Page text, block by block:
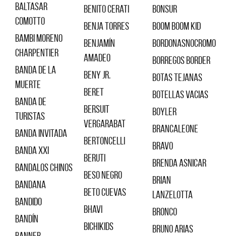
Baltasar
Comotto
Bambi Moreno
Charpentier
Banda de la
Muerte
Banda de
Turistas
BANDA INVITADA
Banda XXI
Bandalos Chinos
Bandana
Bandido
Bandín
Benito Cerati
Benja Torres
Benjamín
Amadeo
Beny Jr.
Beret
Bersuit
Vergarabat
Bertoncelli
Beruti
Beso Negro
Beto Cuevas
Bhavi
Bichikids
Bonsur
Boom Boom Kid
Bordonasnocromo
Borregos Border
Botas Tejanas
Botellas Vacias
Boyler
Brancaleone
Bravo
Brenda Asnicar
Brian
Lanzelotta
Bronco
Bruno Arias